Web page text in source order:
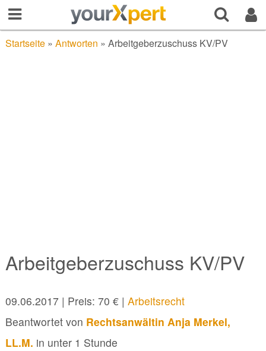
Startseite» Antworten » Arbeitgeberzuschuss KV/PV
Arbeitgeberzuschuss KV/PV
09.06.2017| Preis: 70 € | Arbeitsrecht
Beantwortet von Rechtsanwältin Anja Merkel,
LL.M. in unter 1 Stunde